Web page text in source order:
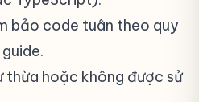
bảo code tuân theo quy
thừa hoặc không được sử